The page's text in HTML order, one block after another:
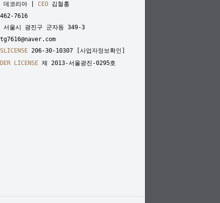
데코리아 | CEO 김철홍
7616
서울시 광진구 군자동 349-3
tg7616@naver.com
206-30-10307
[사업자정보확인]
LICENSE 제 2013-서울광진-0295호